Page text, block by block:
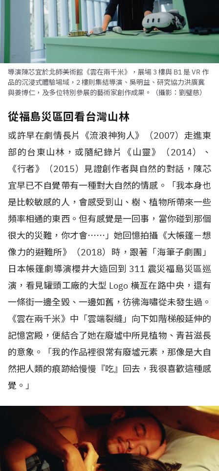
導演陳芯宜於北師美術館《雲在兩千米》，展場 3 樓與 B1 是 VR 作
品的沉浸式體驗場域，2 樓則集結導演、吳明益、研究協力洪廣冀
與姜博仁，及多位特別參展的藝術家創作成果。（攝影：劉璧慈）
從福島災區回看台灣山林
或許早在劇情長片《流浪神狗人》（2007）走進東
部的台東山林，或隨紀錄片《山靈》（2014）、
《行者》（2015）見證創作者與自然的對話，陳芯
宜早已不自覺帶有一種對大自然的情感。「我本身也
是比較敏感的人，會感受到山、樹、植物所帶來一些
頻率相通的東西。但有感覺是一回事，當你碰到那個
很大的災難，你才會⋯⋯」她回憶拍攝《大帳篷－想
像力的避難所》（2018）時，跟著「海筆子劇團」
日本帳篷劇導演櫻井大造回到 311 震災福島災區巡
演，看見罐頭工廠的大型 Logo 橫亙在路中央，還有
一條街一邊全毀、一邊如舊，彷彿海嘯從未發生過。
《雲在兩千米》中「雲端裂縫」向下如階梯般延伸的
記憶宮殿，便結合了她在廢墟中所見植物、青苔滋長
的意象。「我的作品裡很常有廢墟元素，那像是大自
然把人類的痕跡給慢慢『吃』回去，我很喜歡這種感
覺。」